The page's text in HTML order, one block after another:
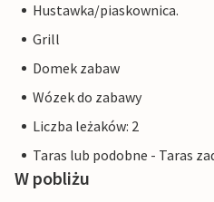
Hustawka/piaskownica.
Grill
Domek zabaw
Wózek do zabawy
Liczba leżaków: 2
Taras lub podobne - Taras
W pobliżu